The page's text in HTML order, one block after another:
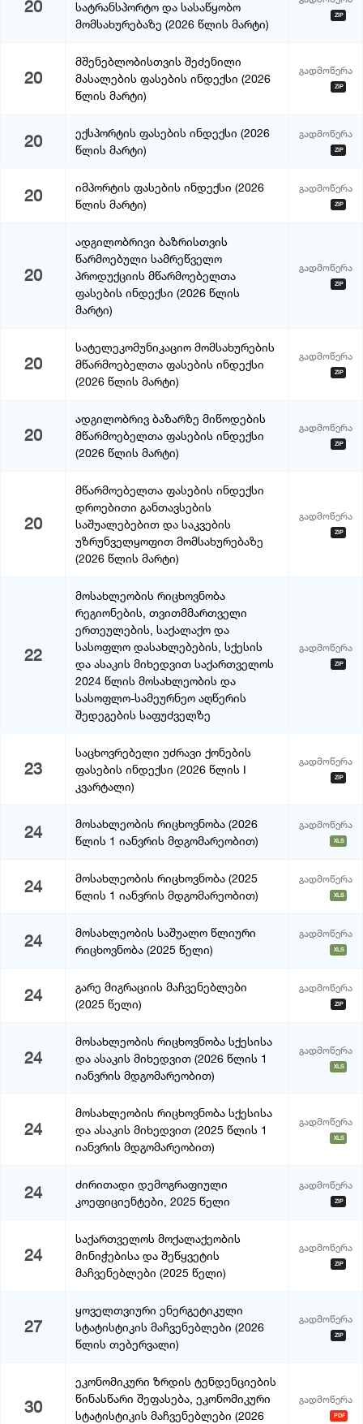
20
სატრანსპორტო და სასაწყობო
მომსახურებაზე (2026 წლის მარტი)
ZIP
20
მშენებლობისთვის შეძენილი
მასალების ფასების ინდექსი (2026
წლის მარტი)
გადმოწერა
ZIP
20
ექსპორტის ფასების ინდექსი (2026
წლის მარტი)
გადმოწერა
ZIP
20
იმპორტის ფასების ინდექსი (2026
წლის მარტი)
გადმოწერა
ZIP
20
ადგილობრივი ბაზრისთვის
წარმოებული სამრეწველო
პროდუქციის მწარმოებელთა
ფასების ინდექსი (2026 წლის
მარტი)
გადმოწერა
ZIP
20
სატელეკომუნიკაციო მომსახურების
მწარმოებელთა ფასების ინდექსი
(2026 წლის მარტი)
გადმოწერა
ZIP
20
ადგილობრივ ბაზარზე მიწოდების
მწარმოებელთა ფასების ინდექსი
(2026 წლის მარტი)
გადმოწერა
ZIP
20
მწარმოებელთა ფასების ინდექსი
დროებითი განთავსების
საშუალებებით და საკვების
უზრუნველყოფით მომსახურებაზე
(2026 წლის მარტი)
გადმოწერა
ZIP
22
მოსახლეობის რიცხოვნობა
რეგიონების, თვითმმართველი
ერთეულების, საქალაქო და
სასოფლო დასახლებების, სქესის
და ასაკის მიხედვით საქართველოს
2024 წლის მოსახლეობის და
სასოფლო-სამეურნეო აღწერის
შედეგების საფუძველზე
გადმოწერა
ZIP
23
საცხოვრებელი უძრავი ქონების
ფასების ინდექსი (2026 წლის I
კვარტალი)
გადმოწერა
ZIP
24
მოსახლეობის რიცხოვნობა (2026
წლის 1 იანვრის მდგომარეობით)
გადმოწერა
XLS
24
მოსახლეობის რიცხოვნობა (2025
წლის 1 იანვრის მდგომარეობით)
გადმოწერა
XLS
24
მოსახლეობის საშუალო წლიური
რიცხოვნობა (2025 წელი)
გადმოწერა
XLS
24
გარე მიგრაციის მაჩვენებლები
(2025 წელი)
გადმოწერა
ZIP
24
მოსახლეობის რიცხოვნობა სქესისა
და ასაკის მიხედვით (2026 წლის 1
იანვრის მდგომარეობით)
გადმოწერა
XLS
24
მოსახლეობის რიცხოვნობა სქესისა
და ასაკის მიხედვით (2025 წლის 1
იანვრის მდგომარეობით)
გადმოწერა
XLS
24
ძირითადი დემოგრაფიული
კოეფიციენტები, 2025 წელი
გადმოწერა
ZIP
24
საქართველოს მოქალაქეობის
მინიჭებისა და შეწყვეტის
მაჩვენებლები (2025 წელი)
გადმოწერა
ZIP
27
ყოველთვიური ენერგეტიკული
სტატისტიკის მაჩვენებლები (2026
წლის თებერვალი)
გადმოწერა
ZIP
30
ეკონომიკური ზრდის ტენდენციების
წინასწარი შეფასება, ეკონომიკური
სტატისტიკის მაჩვენებლები (2026
გადმოწერა
PDF